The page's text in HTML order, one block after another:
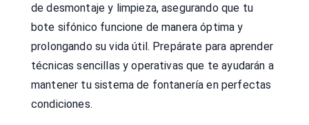
de desmontaje y limpieza, asegurando que tu
bote sifónico funcione de manera óptima y
prolongando su vida útil. Prepárate para aprender
técnicas sencillas y operativas que te ayudarán a
mantener tu sistema de fontanería en perfectas
condiciones.